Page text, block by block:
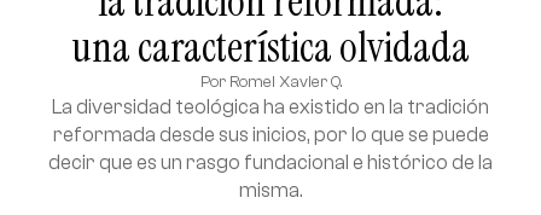
una característica olvidada
Por Romel Xavier Q.
La diversidad teológica ha existido en la tradición
reformada desde sus inicios, por lo que se puede
decir que es un rasgo fundacional e histórico de la
misma.